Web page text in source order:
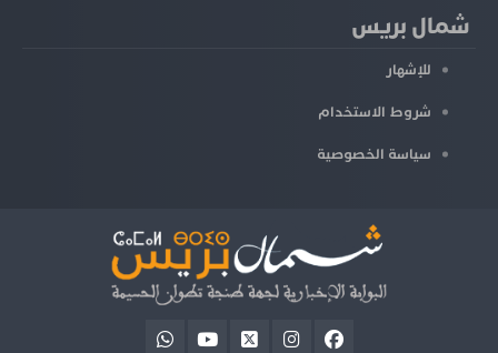
شمال بريس
للإشهار
شروط الاستخدام
سياسة الخصوصية